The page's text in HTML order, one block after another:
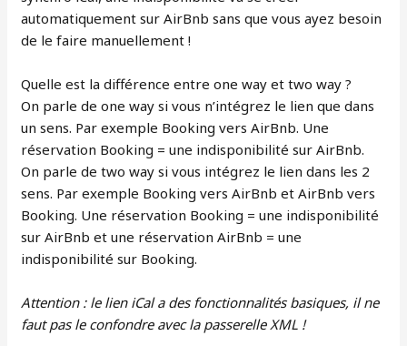
automatiquement sur AirBnb sans que vous ayez besoin
de le faire manuellement !
Quelle est la différence entre one way et two way ?
On parle de one way si vous n’intégrez le lien que dans
un sens. Par exemple Booking vers AirBnb. Une
réservation Booking = une indisponibilité sur AirBnb.
On parle de two way si vous intégrez le lien dans les 2
sens. Par exemple Booking vers AirBnb et AirBnb vers
Booking. Une réservation Booking = une indisponibilité
sur AirBnb et une réservation AirBnb = une
indisponibilité sur Booking.
Attention : le lien iCal a des fonctionnalités basiques, il ne
faut pas le confondre avec la passerelle XML !